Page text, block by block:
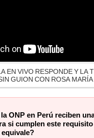
EN VIVO RESPONDE Y LA
GUION CON ROSA
ONP en Perú reciben
si cumplen este